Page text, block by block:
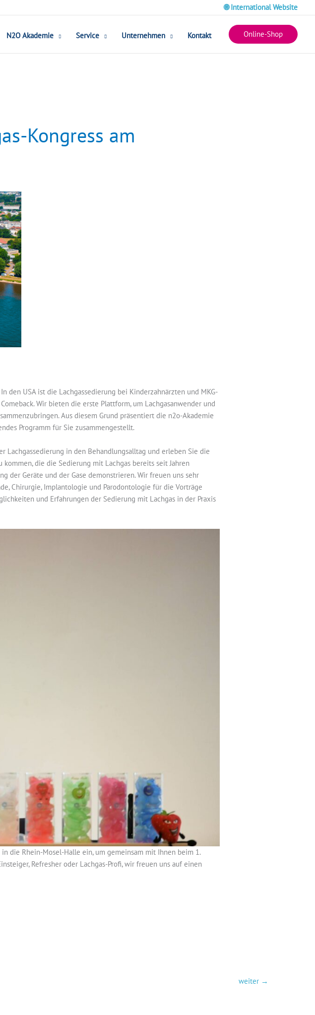
🌐 International Website
N2O Akademie Service Unternehmen Kontakt Online-Shop
Kongress am
den USA ist die Lachgassedierung bei Kinderzahnärzten und MKG-
Wir bieten die erste Plattform, um Lachgasanwender und
Aus diesem Grund präsentiert die n2o-Akademie
Programm für Sie zusammengestellt.
Lachgassedierung in den Behandlungsalltag und erleben Sie die
die die Sedierung mit Lachgas bereits seit Jahren
der Geräte und der Gase demonstrieren. Wir freuen uns sehr
Chirurgie, Implantologie und Parodontologie für die Vorträge
und Erfahrungen der Sedierung mit Lachgas in der Praxis
die Rhein-Mosel-Halle ein, um gemeinsam mit Ihnen beim 1.
Refresher oder Lachgas-Profi, wir freuen uns auf einen
weiter →